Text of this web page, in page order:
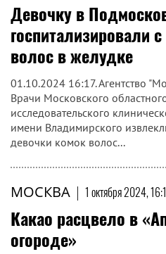
Девочку в
госпитализировали
волос в желудке
01.10.2024 16:17. Агентство
Врачи Московского
исследовательского
имени Владимирского
девочки комок волос...
МОСКВА | 1 октября 2024,
Какао расцвело в
огороде»